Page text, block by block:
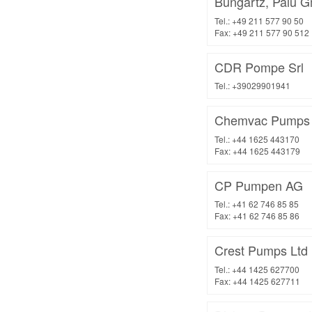
Tel.: +49 211 577 90 50
Fax: +49 211 577 90 512
CDR Pompe Srl
Tel.: +39029901941
Chemvac
Tel.: +44 1625 443170
Fax: +44 1625 443179
CP Pumpen AG
Tel.: +41 62 746 85 85
Fax: +41 62 746 85 86
Crest Pumps Ltd
Tel.: +44 1425 627700
Fax: +44 1425 627711